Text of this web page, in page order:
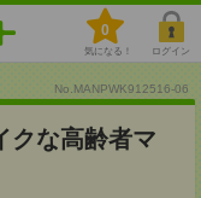
0
気になる！ ログイン
No.MANPWK912516-06
クな高齢者マ